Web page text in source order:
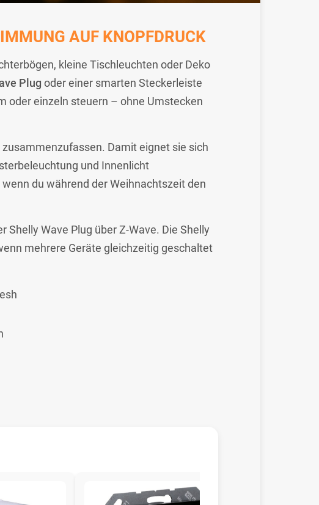
AUF KNOPFDRUCK
kleine Tischleuchten oder Deko
Plug oder einer smarten Steckerleiste
oder einzeln steuern – ohne Umstecken
Damit eignet sie sich
und Innenlicht
du während der Weihnachtszeit den
Wave Plug über Z-Wave. Die Shelly
mehrere Geräte gleichzeitig geschaltet